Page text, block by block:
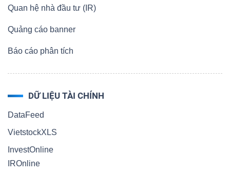
Quan hệ nhà đầu tư (IR)
Quảng cáo banner
Báo cáo phân tích
DỮ LIỆU TÀI CHÍNH
DataFeed
VietstockXLS
InvestOnline
IROnline